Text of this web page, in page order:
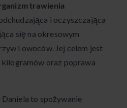
trawienia
i oczyszczająca
się na okresowym
i owoców. Jej celem jest
oraz poprawa
to spożywanie